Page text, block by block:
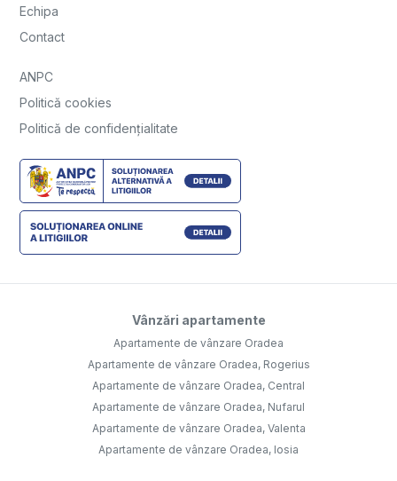
Echipa
Contact
ANPC
Politică cookies
Politică de confidențialitate
Vânzări apartamente
Apartamente de vânzare Oradea
Apartamente de vânzare Oradea, Rogerius
Apartamente de vânzare Oradea, Central
Apartamente de vânzare Oradea, Nufarul
Apartamente de vânzare Oradea, Valenta
Apartamente de vânzare Oradea, Iosia